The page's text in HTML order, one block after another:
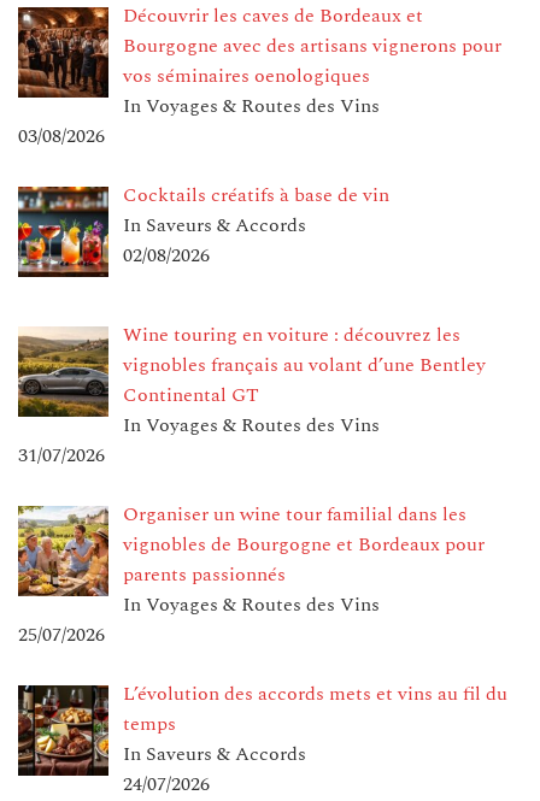
Découvrir les caves de Bordeaux et
Bourgogne avec des artisans vignerons pour
vos séminaires oenologiques
In Voyages & Routes des Vins
03/08/2026
Cocktails créatifs à base de vin
In Saveurs & Accords
02/08/2026
Wine touring en voiture : découvrez les
vignobles français au volant d’une Bentley
Continental GT
In Voyages & Routes des Vins
31/07/2026
Organiser un wine tour familial dans les
vignobles de Bourgogne et Bordeaux pour
parents passionnés
In Voyages & Routes des Vins
25/07/2026
L’évolution des accords mets et vins au fil du
temps
In Saveurs & Accords
24/07/2026